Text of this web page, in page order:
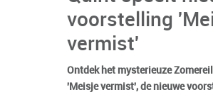
voorstelling
vermist'
Ontdek het mysterieuze
'Meisje vermist', de nieuwe